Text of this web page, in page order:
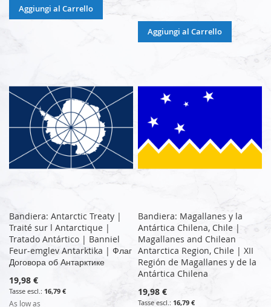
Aggiungi al Carrello
Aggiungi al Carrello
Bandiera: Antarctic Treaty |
Traité sur l Antarctique |
Tratado Antártico | Banniel
Feur-emglev Antarktika | Флаг
Договора об Антарктике
19,98 €
16,79 €
As low as
Bandiera: Magallanes y la
Antártica Chilena, Chile |
Magallanes and Chilean
Antarctica Region, Chile | XII
Región de Magallanes y de la
Antártica Chilena
19,98 €
16,79 €